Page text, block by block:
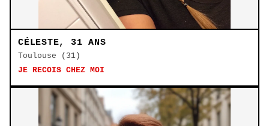
CÉLESTE, 31 ANS
Toulouse (31)
JE RECOIS CHEZ MOI